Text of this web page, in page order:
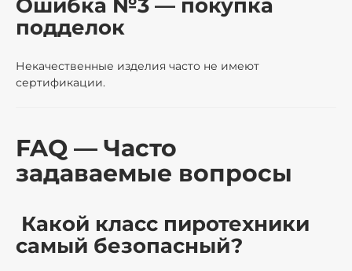
Ошибка №3 — покупка
подделок
Некачественные изделия часто не имеют
сертификации.
FAQ — Часто
задаваемые вопросы
Какой класс пиротехники
самый безопасный?